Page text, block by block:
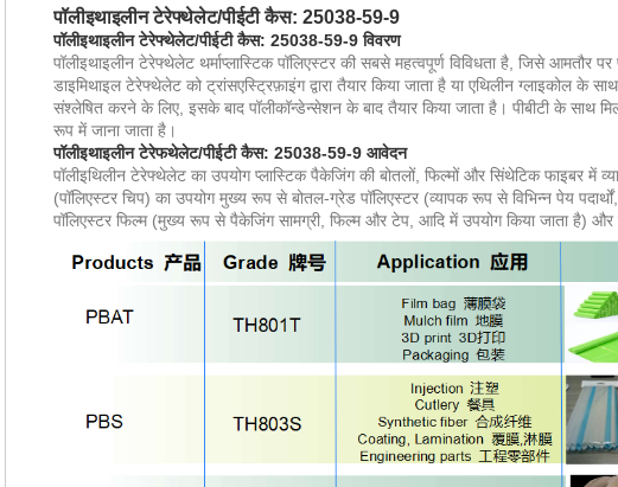
पॉलीइथाइलीन टेरेफ्थेलेट/पीईटी कैस: 25038-59-9
पॉलीइथाइलीन टेरेफ्थेलेट/पीईटी कैस: 25038-59-9 विवरण
पॉलीइथाइलीन टेरेफ्थेलेट थर्माप्लास्टिक पॉलिएस्टर की सबसे महत्वपूर्ण विविधता है, जिसे आमतौर
डाइमिथाइल टेरेफ्थेलेट को ट्रांसएस्ट्रिफ़ाइंग द्वारा तैयार किया जाता है या एथिलीन ग्लाइकोल के
संश्लेषित करने के लिए, इसके बाद पॉलीकॉन्डेन्सेशन के बाद तैयार किया जाता है। पीबीटी के साथ
रूप में जाना जाता है।
पॉलीइथाइलीन टेरेफथेलेट/पीईटी कैस: 25038-59-9 आवेदन
पॉलीइथिलीन टेरेफ्थेलेट का उपयोग प्लास्टिक पैकेजिंग की बोतलों, फिल्मों और सिंथेटिक फाइबर में
(पॉलिएस्टर चिप) का उपयोग मुख्य रूप से बोतल-ग्रेड पॉलिएस्टर (व्यापक रूप से विभिन्न पेय
पॉलिएस्टर फिल्म (मुख्य रूप से पैकेजिंग सामग्री, फिल्म और टेप, आदि में उपयोग किया जाता है) और